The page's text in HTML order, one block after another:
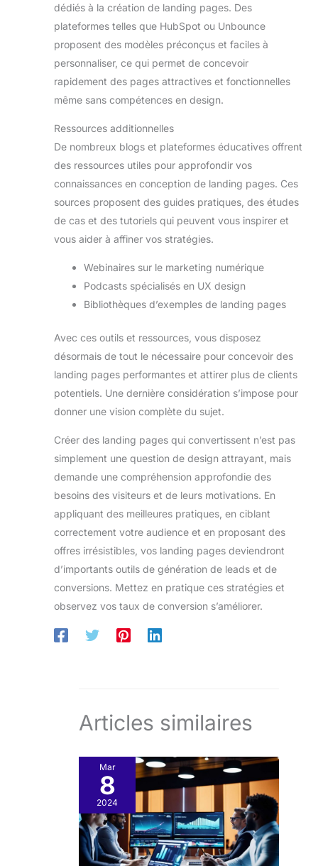
dédiés à la création de landing pages. Des
plateformes telles que HubSpot ou Unbounce
proposent des modèles préconçus et faciles à
personnaliser, ce qui permet de concevoir
rapidement des pages attractives et fonctionnelles
même sans compétences en design.
Ressources additionnelles
De nombreux blogs et plateformes éducatives offrent
des ressources utiles pour approfondir vos
connaissances en conception de landing pages. Ces
sources proposent des guides pratiques, des études
de cas et des tutoriels qui peuvent vous inspirer et
vous aider à affiner vos stratégies.
Webinaires sur le marketing numérique
Podcasts spécialisés en UX design
Bibliothèques d’exemples de landing pages
Avec ces outils et ressources, vous disposez
désormais de tout le nécessaire pour concevoir des
landing pages performantes et attirer plus de clients
potentiels. Une dernière considération s’impose pour
donner une vision complète du sujet.
Créer des landing pages qui convertissent n’est pas
simplement une question de design attrayant, mais
demande une compréhension approfondie des
besoins des visiteurs et de leurs motivations. En
appliquant des meilleures pratiques, en ciblant
correctement votre audience et en proposant des
offres irrésistibles, vos landing pages deviendront
d’importants outils de génération de leads et de
conversions. Mettez en pratique ces stratégies et
observez vos taux de conversion s’améliorer.
Articles similaires
Mar
8
2024